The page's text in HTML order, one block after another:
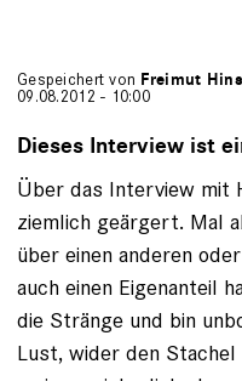
Gespeichert von Freimut
09.08.2012 - 10:00
Dieses Interview ist
Über das Interview mit
ziemlich geärgert. Mal
über einen anderen
auch einen Eigenanteil
die Stränge und bin
Lust, wider den